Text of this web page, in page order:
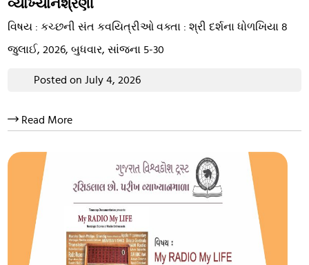
વ્યાખ્યાનશ્રેણી
વિષય : કચ્છની સંત કવયિત્રીઓ વક્તા : શ્રી દર્શના ધોળખિયા 8
જુલાઈ, 2026, બુધવાર, સાંજના 5-30
Posted on July 4, 2026
Read More